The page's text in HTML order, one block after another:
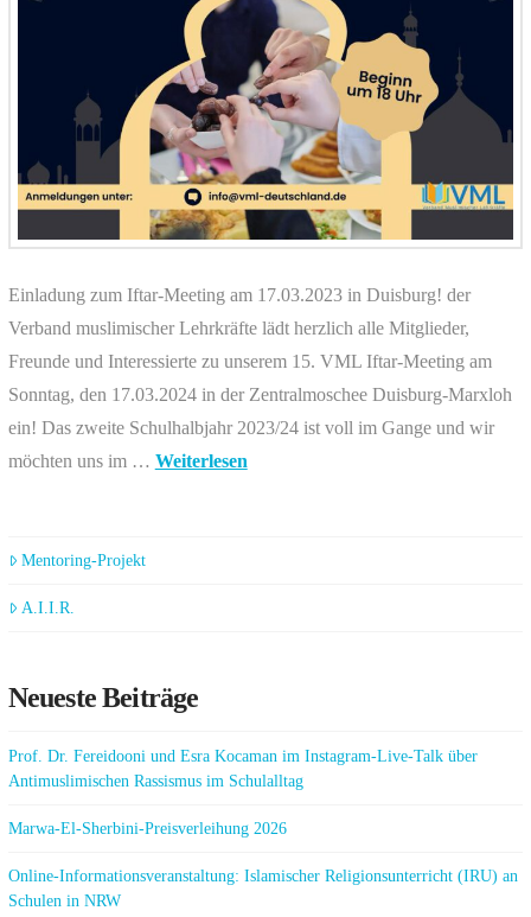
Einladung zum Iftar-Meeting am 17.03.2023 in Duisburg! der
Verband muslimischer Lehrkräfte lädt herzlich alle Mitglieder,
Freunde und Interessierte zu unserem 15. VML Iftar-Meeting am
Sonntag, den 17.03.2024 in der Zentralmoschee Duisburg-Marxloh
ein! Das zweite Schulhalbjahr 2023/24 ist voll im Gange und wir
möchten uns im … Weiterlesen
Mentoring-Projekt
A.I.I.R.
Neueste Beiträge
Prof. Dr. Fereidooni und Esra Kocaman im Instagram-Live-Talk über
Antimuslimischen Rassismus im Schulalltag
Marwa-El-Sherbini-Preisverleihung 2026
Online-Informationsveranstaltung: Islamischer Religionsunterricht (IRU) an
Schulen in NRW